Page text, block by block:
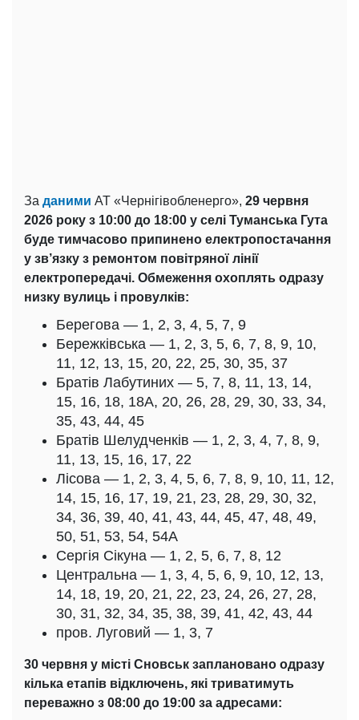
За даними АТ «Чернігівобленерго», 29 червня
2026 року з 10:00 до 18:00 у селі Туманська Гута
буде тимчасово припинено електропостачання
у зв’язку з ремонтом повітряної лінії
електропередачі. Обмеження охоплять одразу
низку вулиць і провулків:
Берегова — 1, 2, 3, 4, 5, 7, 9
Бережківська — 1, 2, 3, 5, 6, 7, 8, 9, 10,
11, 12, 13, 15, 20, 22, 25, 30, 35, 37
Братів Лабутиних — 5, 7, 8, 11, 13, 14,
15, 16, 18, 18А, 20, 26, 28, 29, 30, 33, 34,
35, 43, 44, 45
Братів Шелудченків — 1, 2, 3, 4, 7, 8, 9,
11, 13, 15, 16, 17, 22
Лісова — 1, 2, 3, 4, 5, 6, 7, 8, 9, 10, 11, 12,
14, 15, 16, 17, 19, 21, 23, 28, 29, 30, 32,
34, 36, 39, 40, 41, 43, 44, 45, 47, 48, 49,
50, 51, 53, 54, 54А
Сергія Сікуна — 1, 2, 5, 6, 7, 8, 12
Центральна — 1, 3, 4, 5, 6, 9, 10, 12, 13,
14, 18, 19, 20, 21, 22, 23, 24, 26, 27, 28,
30, 31, 32, 34, 35, 38, 39, 41, 42, 43, 44
пров. Луговий — 1, 3, 7
30 червня у місті Сновськ заплановано одразу
кілька етапів відключень, які триватимуть
переважно з 08:00 до 19:00 за адресами: